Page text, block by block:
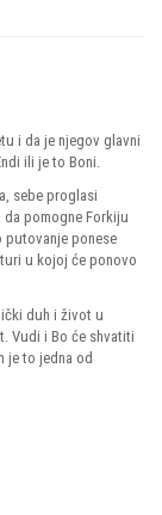
i da je njegov glavni
ili je to Boni.
sebe proglasi
pomogne Forkiju
putovanje ponese
u kojoj će ponovo
duh i život u
Vudi i Bo će shvatiti
je to jedna od